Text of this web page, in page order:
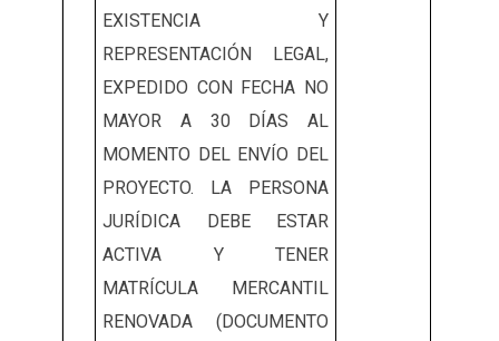
EXISTENCIA Y
REPRESENTACIÓN LEGAL,
EXPEDIDO CON FECHA NO
MAYOR A 30 DÍAS AL
MOMENTO DEL ENVÍO DEL
PROYECTO. LA PERSONA
JURÍDICA DEBE ESTAR
ACTIVA Y TENER
MATRÍCULA MERCANTIL
RENOVADA (DOCUMENTO